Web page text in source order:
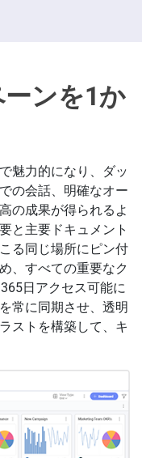
ンを1か
魅力的になり、ダッ
の会話、明確なオー
の成果が得られるよ
と主要ドキュメント
る同じ場所にピン付
、すべての重要なク
日アクセス可能に
常に同期させ、透明
ストを構築して、キ